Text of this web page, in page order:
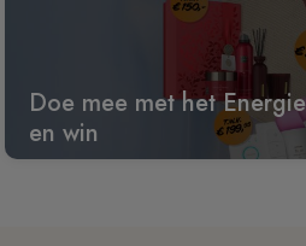
Doe mee met het
en win